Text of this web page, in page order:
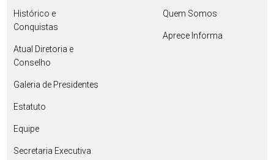
Histórico e
Conquistas
Atual Diretoria e
Conselho
Galeria de Presidentes
Estatuto
Equipe
Secretaria Executiva
Quem Somos
Aprece Informa